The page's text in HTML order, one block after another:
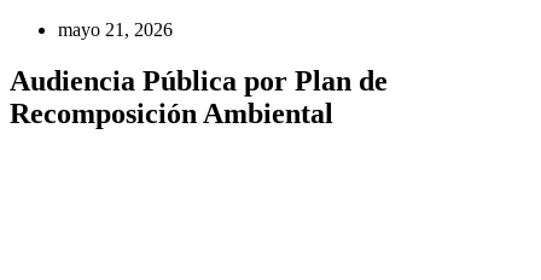
mayo 21, 2026
Audiencia Pública por Plan de
Recomposición Ambiental